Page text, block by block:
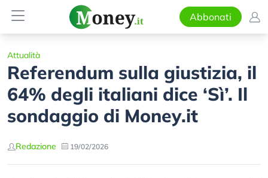
Abbonati
Attualità
Referendum sulla giustizia, il
64% degli italiani dice ‘Sì’. Il
sondaggio di Money.it
Redazione 19/02/2026